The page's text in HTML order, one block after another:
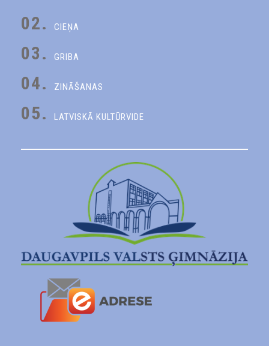
02. CIEŅA
03. GRIBA
04. ZINĀŠANAS
05. LATVISKĀ KULTŪRVIDE